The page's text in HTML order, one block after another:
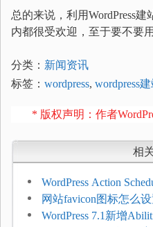
总的来说，利用WordPress
内都很受欢迎，至于要不要
分类： 新闻资讯
标签： wordpress, wordpress
* 版权声明：作者
相
WordPress Action
压和订单延迟
网站favicon图标怎么
加方法
WordPress 7.1新增